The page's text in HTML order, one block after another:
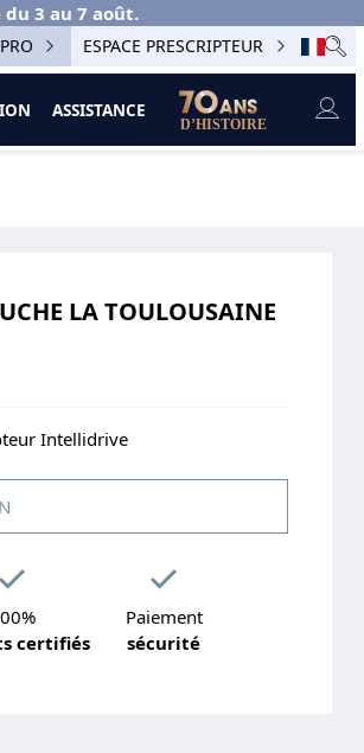
du 3 au 7 août.
ESPACE PRESCRIPTEUR
ASSISTANCE
LA TOULOUSAINE
Intellidrive
certifiés
Paiement
sécurité